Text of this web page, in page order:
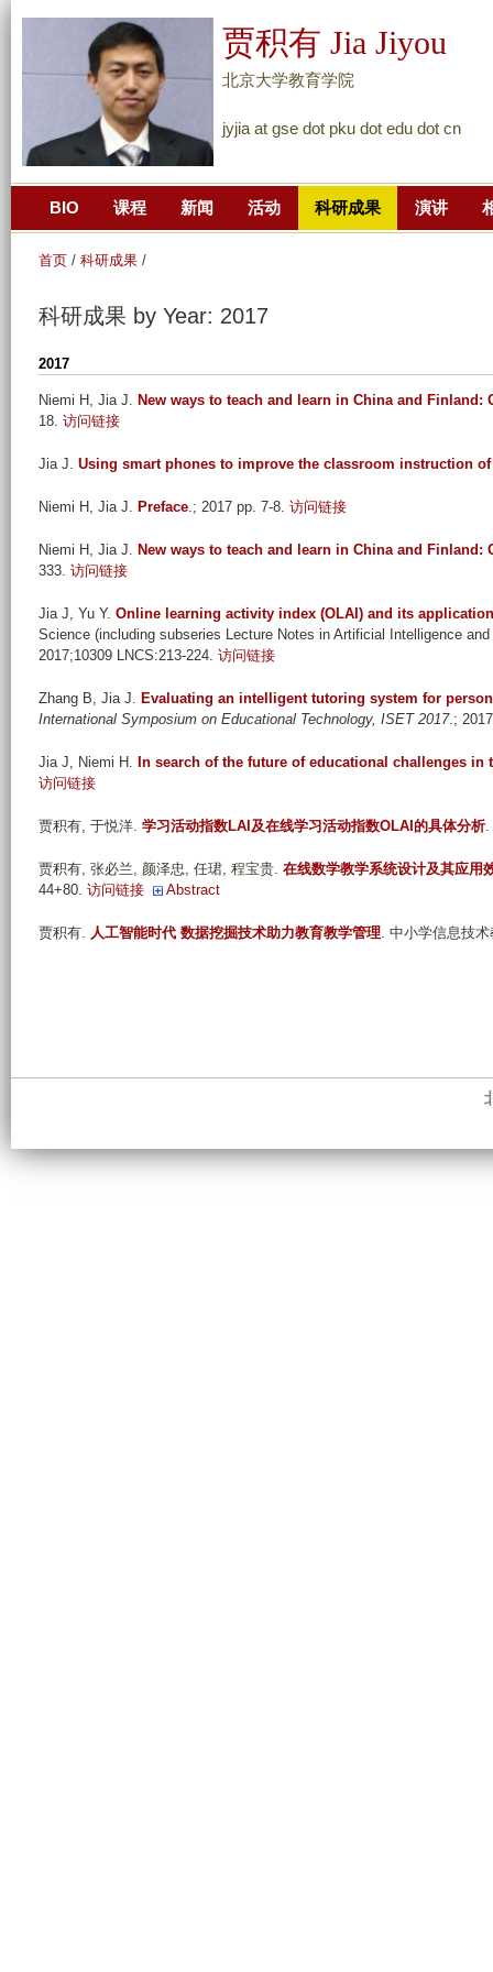
主
贾积有 Jia Jiyou
北京大学教育学院
jyjia at gse dot pku dot edu dot cn
BIO 课程 新闻 活动 科研成果 演讲
首页 / 科研成果 /
科研成果 by Year: 2017
2017
Niemi H, Jia J. New ways to teach and learn in China and
18. 访问链接
Jia J. Using smart phones to improve the classroom instruction
Niemi H, Jia J. Preface.; 2017 pp. 7-8. 访问链接
Niemi H, Jia J. New ways to teach and learn in China and
333. 访问链接
Jia J, Yu Y. Online learning activity index (OLAI) and its
Science (including subseries Lecture Notes in Artificial Intelligence
2017;10309 LNCS:213-224. 访问链接
Zhang B, Jia J. Evaluating an intelligent tutoring system for
International Symposium on Educational Technology, ISET 2017.;
Jia J, Niemi H . In search of the future of educational challenges
访问链接
贾积有, 于悦洋. 学习活动指数LAI及在线学习活动指数OLAI的具体分析.
贾积有, 张必兰, 颜泽忠, 任珺, 程宝贵. 在线数学教学系统设计及其应用
44+80. 访问链接 Abstract
贾积有. 人工智能时代 数据挖掘技术助力教育教学管理. 中小学信息技